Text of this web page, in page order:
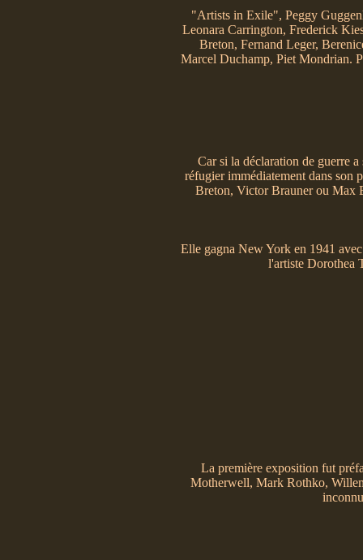
"Artists in Exile", Peggy
Leonara Carrington, Frederick
Breton, Fernand Leger,
Marcel Duchamp, Piet Mondrian.
Car si la déclaration de guerre
réfugier immédiatement dans son
Breton, Victor Brauner ou Max
Elle gagna New York en 1941
l'artiste Dorothea
La première exposition fut
Motherwell, Mark Rothko,